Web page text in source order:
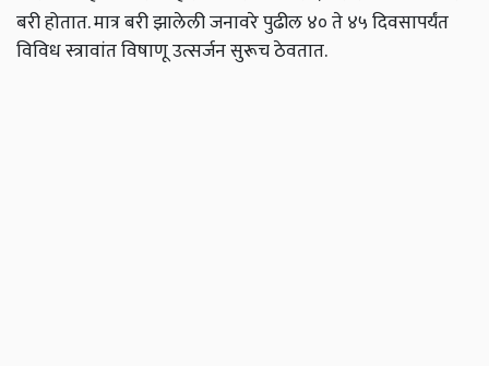
बरी होतात. मात्र बरी झालेली जनावरे पुढील ४० ते ४५ दिवसापर्यंत
विविध स्त्रावांत विषाणू उत्सर्जन सुरूच ठेवतात.